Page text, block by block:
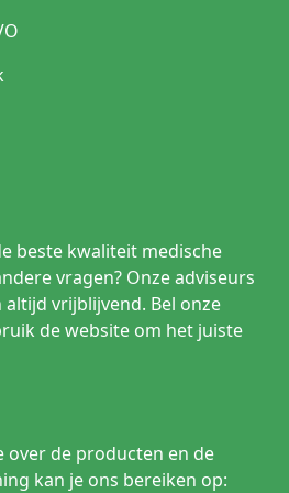
beste kwaliteit medische
vragen? Onze adviseurs
vrijblijvend. Bel onze
de website om het juiste
de producten en de
kan je ons bereiken op: